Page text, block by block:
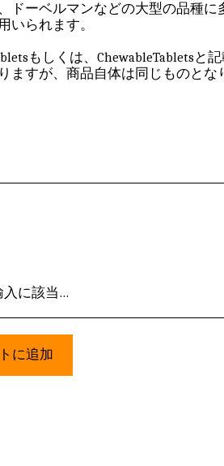
ドーベルマンなどの大型の品種に
いられます。
もしくは、ChewableTabletsと記
ますが、商品自体は同じものとな
返品はいずれも承れません。
に追加